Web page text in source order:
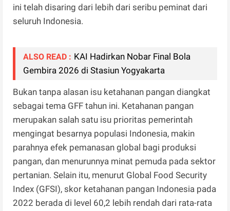
ini telah disaring dari lebih dari seribu peminat dari
seluruh Indonesia.
ALSO READ : KAI Hadirkan Nobar Final Bola
Gembira 2026 di Stasiun Yogyakarta
Bukan tanpa alasan isu ketahanan pangan diangkat
sebagai tema GFF tahun ini. Ketahanan pangan
merupakan salah satu isu prioritas pemerintah
mengingat besarnya populasi Indonesia, makin
parahnya efek pemanasan global bagi produksi
pangan, dan menurunnya minat pemuda pada sektor
pertanian. Selain itu, menurut Global Food Security
Index (GFSI), skor ketahanan pangan Indonesia pada
2022 berada di level 60,2 lebih rendah dari rata-rata